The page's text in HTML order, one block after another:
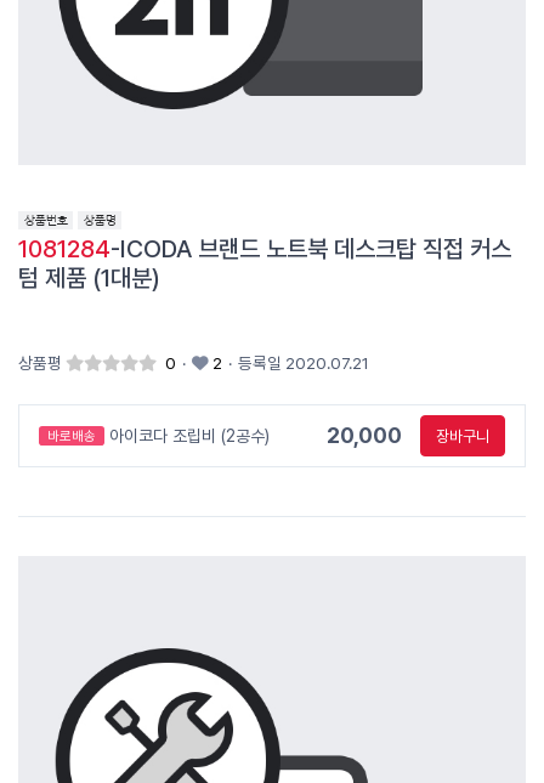
1081284-ICODA 브랜드 노트북 데스크탑 직접 커스
텀 제품 (1대분)
상품평 0 · 2 · 등록일 2020.07.21
바로배송 아이코다 조립비 (2공수) 20,000 장바구니